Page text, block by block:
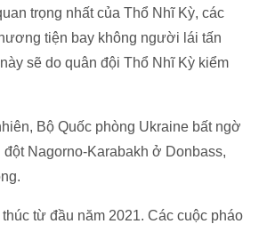
trọng nhất của Thổ Nhĩ Kỳ, các
tiện bay không người lái tấn
sẽ do quân đội Thổ Nhĩ Kỳ kiểm
Bộ Quốc phòng Ukraine bất ngờ
Nagorno-Karabakh ở Donbass,
từ đầu năm 2021. Các cuộc pháo